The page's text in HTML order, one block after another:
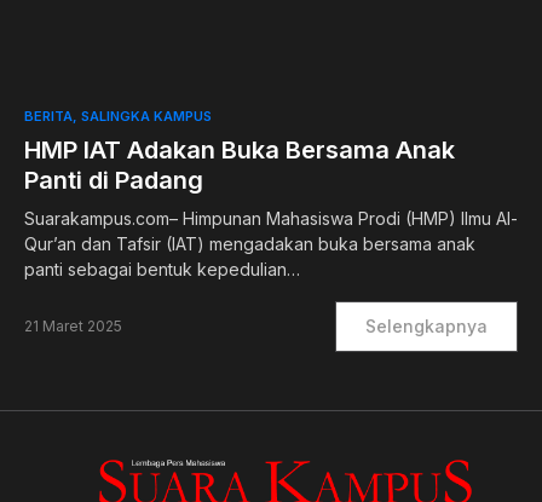
BERITA SALINGKA KAMPUS
HMP IAT Adakan Buka Bersama Anak
Panti di Padang
Suarakampus.com– Himpunan Mahasiswa Prodi (HMP) Ilmu Al-
Qur’an dan Tafsir (IAT) mengadakan buka bersama anak
panti sebagai bentuk kepedulian…
21 Maret 2025 Selengkapnya